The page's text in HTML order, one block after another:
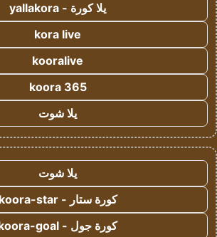
يلا كورة - yallakora
kora live
kooralive
koora 365
يلا شوت
يلا شوت
كورة ستار - koora-star
كورة جول - koora-goal